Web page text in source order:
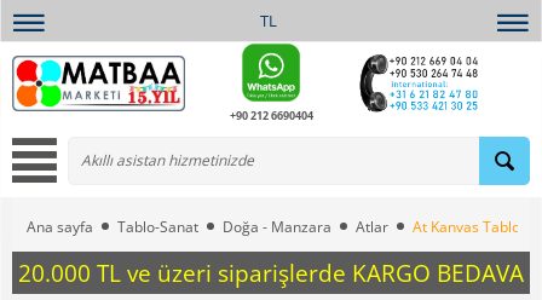
TL
+90 212 6690404
Ana sayfa Tablo-Sanat Doğa - Manzara Atlar At Kanvas Tablo
20.000 TL ve üzeri siparişlerde KARGO BEDAVA